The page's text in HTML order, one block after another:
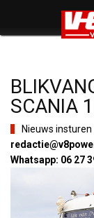
SCANIA
Nieuws
Whatsapp: 06 27